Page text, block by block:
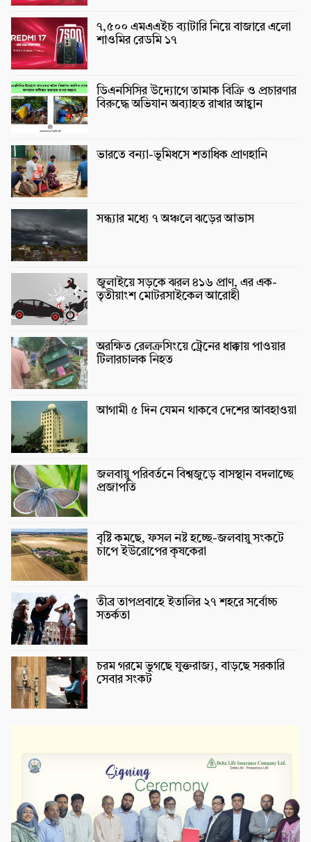
৭,৫০০ এমএএইচ ব্যাটারি নিয়ে বাজারে এলো
শাওমির রেডমি ১৭
ডিএনসিসির উদ্যোগে তামাক বিক্রি ও প্রচারণার
বিরুদ্ধে অভিযান অব্যাহত রাখার আহ্বান
ভারতে বন্যা-ভূমিধসে শতাধিক প্রাণহানি
সন্ধ্যার মধ্যে ৭ অঞ্চলে ঝড়ের আভাস
জুলাইয়ে সড়কে ঝরল ৪১৬ প্রাণ, এর এক-
তৃতীয়াংশ মোটরসাইকেল আরোহী
অরক্ষিত রেলক্রসিংয়ে ট্রেনের ধাক্কায় পাওয়ার
টিলারচালক নিহত
আগামী ৫ দিন যেমন থাকবে দেশের আবহাওয়া
জলবায়ু পরিবর্তনে বিশ্বজুড়ে বাসস্থান বদলাচ্ছে
প্রজাপতি
বৃষ্টি কমছে, ফসল নষ্ট হচ্ছে-জলবায়ু সংকটে
চাপে ইউরোপের কৃষকেরা
তীব্র তাপপ্রবাহে ইতালির ২৭ শহরে সর্বোচ্চ
সতর্কতা
চরম গরমে ভুগছে যুক্তরাজ্য, বাড়ছে সরকারি
সেবার সংকট